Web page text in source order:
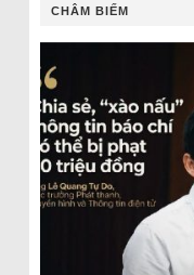
CHÂM BIẾM